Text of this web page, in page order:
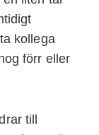
kollega
förr eller
till